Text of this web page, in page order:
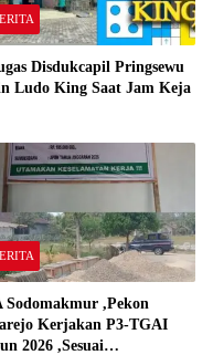
Disdukcapil Pringsewu
Ludo King Saat Jam Keja
Sodomakmur ,Pekon
Kerjakan P3-TGAI
2026 ,Sesuai